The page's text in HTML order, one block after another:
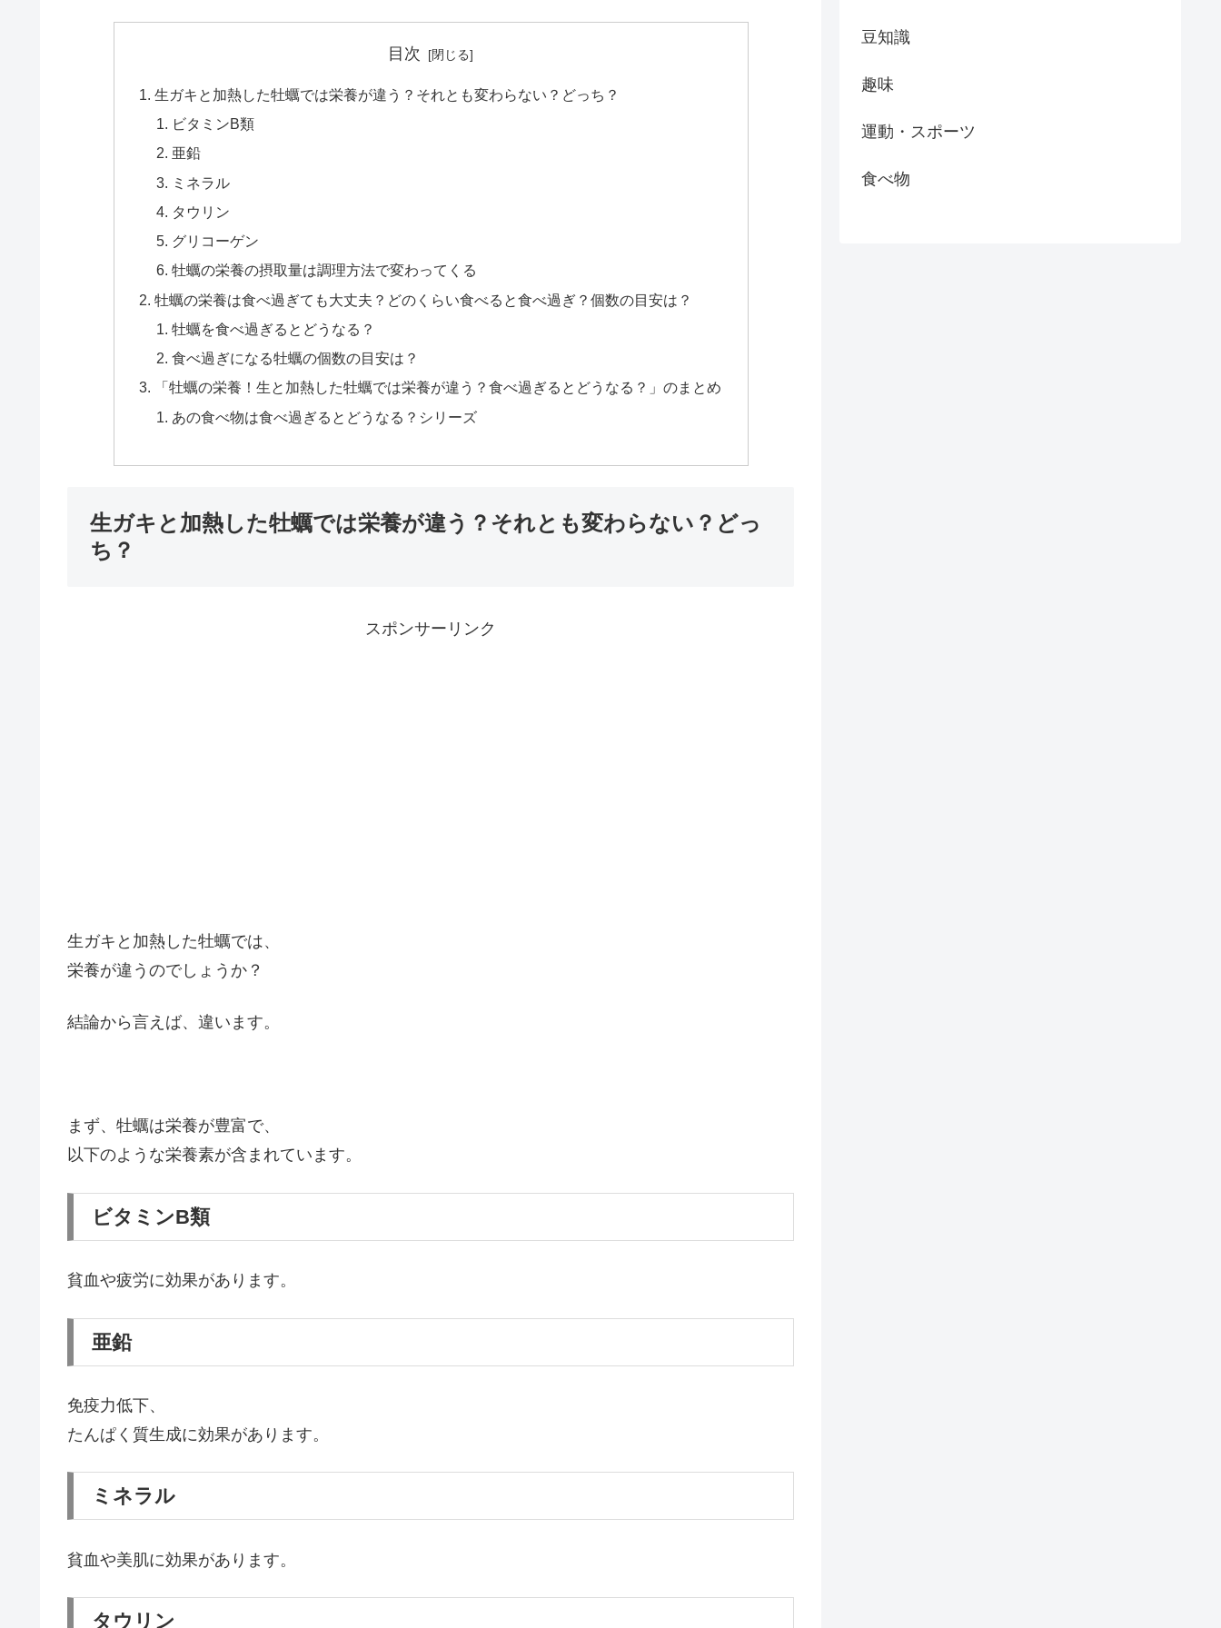
目次
生ガキと加熱した牡蠣では栄養が違う？それとも変わらない？どっち？
ビタミンB類
亜鉛
ミネラル
タウリン
グリコーゲン
牡蠣の栄養の摂取量は調理方法で変わってくる
牡蠣の栄養は食べ過ぎても大丈夫？どのくらい食べると食べ過ぎ？個数の目安は？
牡蠣を食べ過ぎるとどうなる？
食べ過ぎになる牡蠣の個数の目安は？
「牡蠣の栄養！生と加熱した牡蠣では栄養が違う？食べ過ぎるとどうなる？」のまとめ
あの食べ物は食べ過ぎるとどうなる？シリーズ
生ガキと加熱した牡蠣では栄養が違う？それとも変わらない？どっ
ち？
スポンサーリンク
生ガキと加熱した牡蠣では、
栄養が違うのでしょうか？
結論から言えば、違います。
まず、牡蠣は栄養が豊富で、
以下のような栄養素が含まれています。
ビタミンB類
貧血や疲労に効果があります。
亜鉛
免疫力低下、
たんぱく質生成に効果があります。
ミネラル
貧血や美肌に効果があります。
タウリン
豆知識
趣味
運動・スポーツ
食べ物